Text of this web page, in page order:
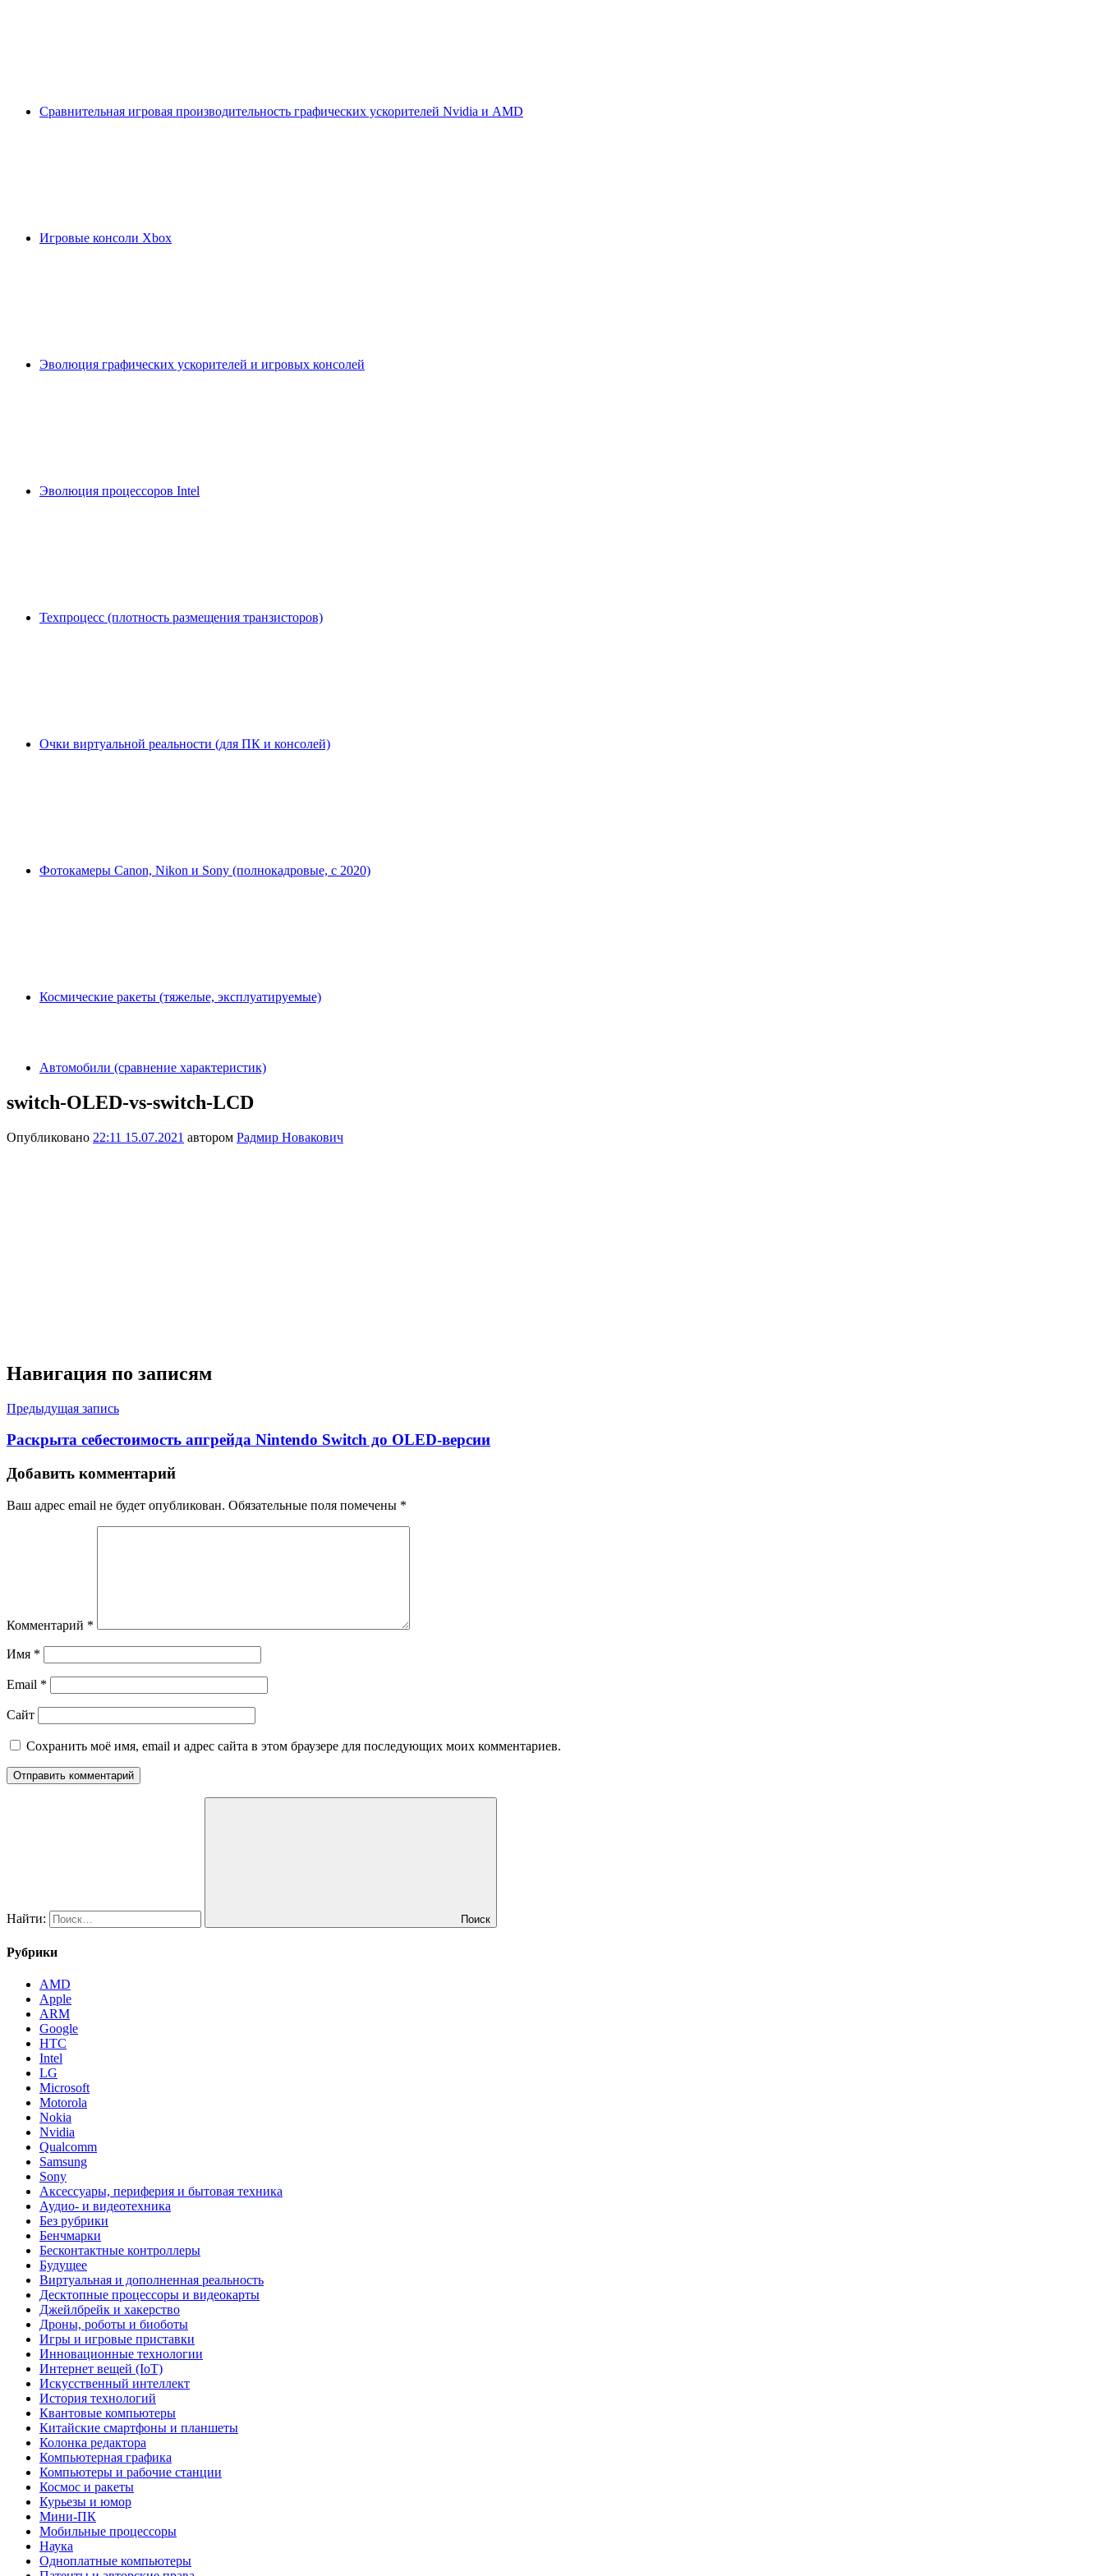
Сравнительная игровая производительность графических ускорителей Nvidia и AMD
Игровые консоли Xbox
Эволюция графических ускорителей и игровых консолей
Эволюция процессоров Intel
Техпроцесс (плотность размещения транзисторов)
Очки виртуальной реальности (для ПК и консолей)
Фотокамеры Canon, Nikon и Sony (полнокадровые, с 2020)
Космические ракеты (тяжелые, эксплуатируемые)
Автомобили (сравнение характеристик)
switch-OLED-vs-switch-LCD
Опубликовано 22:11 15.07.2021 автором Радмир Новакович
Навигация по записям
Предыдущая запись
Раскрыта себестоимость апгрейда Nintendo Switch до OLED-версии
Добавить комментарий
Ваш адрес email не будет опубликован. Обязательные поля помечены *
Комментарий *
Имя *
Email *
Сайт
Сохранить моё имя, email и адрес сайта в этом браузере для последующих моих комментариев.
Найти: Поиск
Рубрики
AMD
Apple
ARM
Google
HTC
Intel
LG
Microsoft
Motorola
Nokia
Nvidia
Qualcomm
Samsung
Sony
Аксессуары, периферия и бытовая техника
Аудио- и видеотехника
Без рубрики
Бенчмарки
Бесконтактные контроллеры
Будущее
Виртуальная и дополненная реальность
Десктопные процессоры и видеокарты
Джейлбрейк и хакерство
Дроны, роботы и биоботы
Игры и игровые приставки
Инновационные технологии
Интернет вещей (IoT)
Искусственный интеллект
История технологий
Квантовые компьютеры
Китайские смартфоны и планшеты
Колонка редактора
Компьютерная графика
Компьютеры и рабочие станции
Космос и ракеты
Курьезы и юмор
Мини-ПК
Мобильные процессоры
Наука
Одноплатные компьютеры